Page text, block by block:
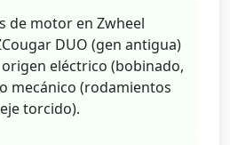
de motor en Zwheel
DUO (gen antigua)
eléctrico (bobinado,
mecánico (rodamientos
torcido).